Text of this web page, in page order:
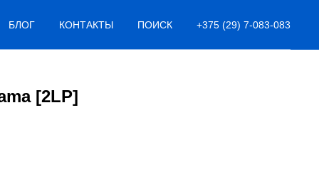
БЛОГ КОНТАКТЫ ПОИСК +375 (29) 7-083-083
[2LP]